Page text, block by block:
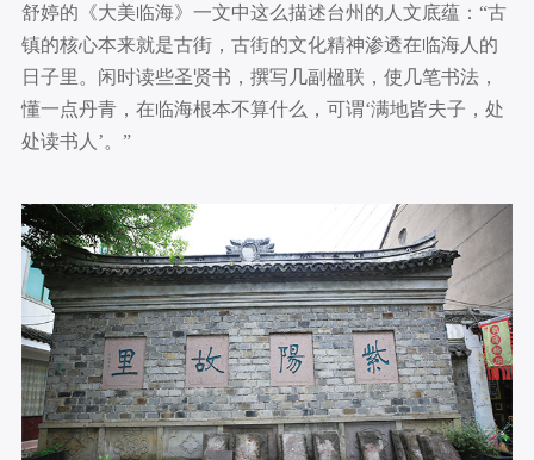
舒婷的《大美临海》一文中这么描述台州的人文底蕴：“古
镇的核心本来就是古街，古街的文化精神渗透在临海人的
日子里。闲时读些圣贤书，撰写几副楹联，使几笔书法，
懂一点丹青，在临海根本不算什么，可谓‘满地皆夫子，处
处读书人’。”